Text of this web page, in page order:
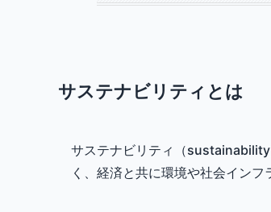
サステナビリティとは
サステナビリティ（sustainability
く、経済と共に環境や社会インフ